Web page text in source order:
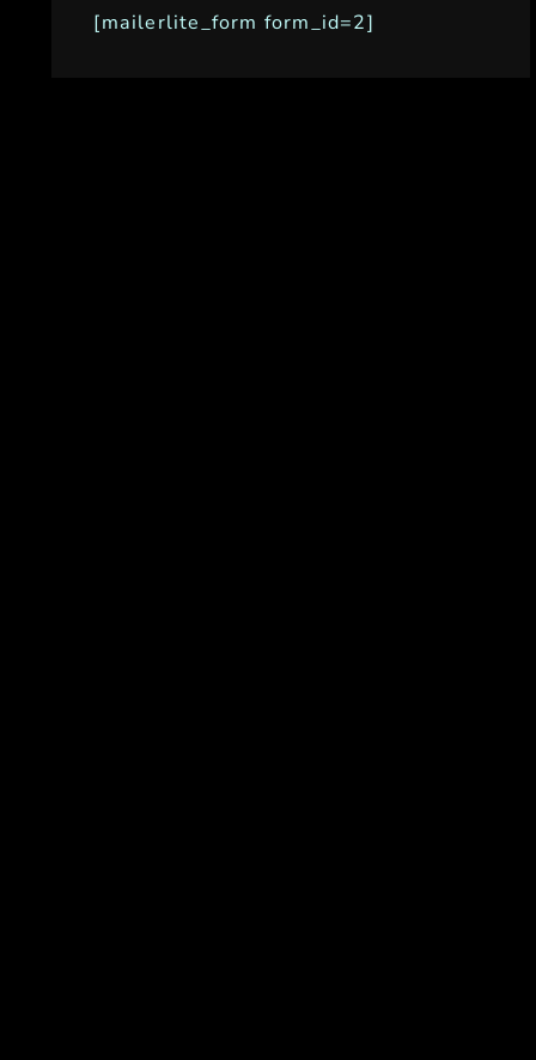
[mailerlite_form form_id=2]